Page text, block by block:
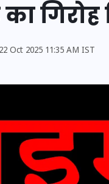
का
Oct 2025 11:35 AM IST